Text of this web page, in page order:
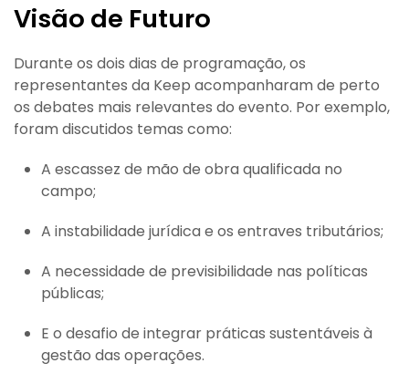
Visão de Futuro
Durante os dois dias de programação, os
representantes da Keep acompanharam de perto
os debates mais relevantes do evento. Por exemplo,
foram discutidos temas como:
A escassez de mão de obra qualificada no
campo;
A instabilidade jurídica e os entraves tributários;
A necessidade de previsibilidade nas políticas
públicas;
E o desafio de integrar práticas sustentáveis à
gestão das operações.